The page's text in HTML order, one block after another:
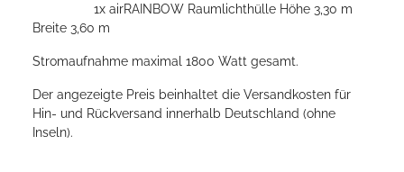
1x airRAINBOW Raumlichthülle Höhe 3,30 m
Breite 3,60 m
Stromaufnahme maximal 1800 Watt gesamt.
Der angezeigte Preis beinhaltet die Versandkosten für
Hin- und Rückversand innerhalb Deutschland (ohne
Inseln).